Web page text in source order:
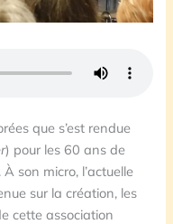
que s’est rendue
) pour les 60 ans de
. À son micro, l’actuelle
sur la création, les
cette association